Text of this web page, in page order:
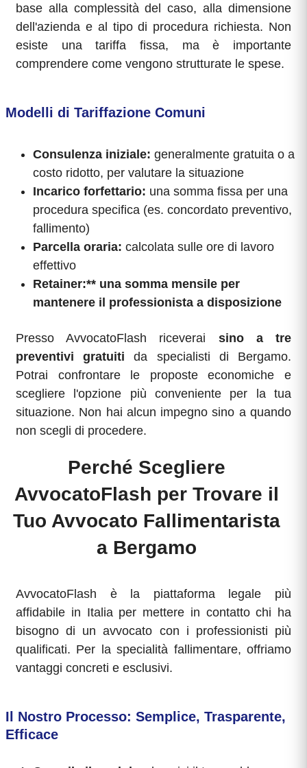
base alla complessità del caso, alla dimensione
dell'azienda e al tipo di procedura richiesta. Non
esiste una tariffa fissa, ma è importante
comprendere come vengono strutturate le spese.
Modelli di Tariffazione Comuni
Consulenza iniziale: generalmente gratuita o a
costo ridotto, per valutare la situazione
Incarico forfettario: una somma fissa per una
procedura specifica (es. concordato preventivo,
fallimento)
Parcella oraria: calcolata sulle ore di lavoro
effettivo
Retainer:** una somma mensile per
mantenere il professionista a disposizione
Presso AvvocatoFlash riceverai sino a tre
preventivi gratuiti da specialisti di Bergamo.
Potrai confrontare le proposte economiche e
scegliere l'opzione più conveniente per la tua
situazione. Non hai alcun impegno sino a quando
non scegli di procedere.
Perché Scegliere
AvvocatoFlash per Trovare il
Tuo Avvocato Fallimentarista
a Bergamo
AvvocatoFlash è la piattaforma legale più
affidabile in Italia per mettere in contatto chi ha
bisogno di un avvocato con i professionisti più
qualificati. Per la specialità fallimentare, offriamo
vantaggi concreti e esclusivi.
Il Nostro Processo: Semplice, Trasparente,
Efficace